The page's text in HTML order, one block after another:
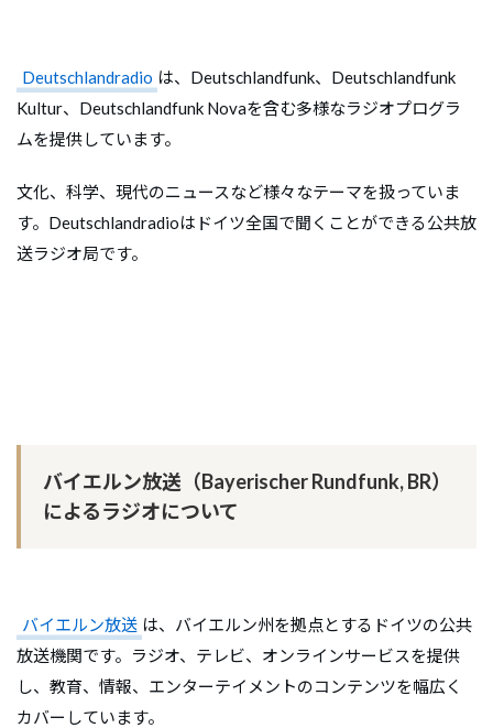
Deutschlandradio は、Deutschlandfunk、Deutschlandfunk
Kultur、Deutschlandfunk Novaを含む多様なラジオプログラ
ムを提供しています。
文化、科学、現代のニュースなど様々なテーマを扱っていま
す。Deutschlandradioはドイツ全国で聞くことができる公共放
送ラジオ局です。
バイエルン放送（Bayerischer Rundfunk, BR）
によるラジオについて
バイエルン放送 は、バイエルン州を拠点とするドイツの公共
放送機関です。ラジオ、テレビ、オンラインサービスを提供
し、教育、情報、エンターテイメントのコンテンツを幅広く
カバーしています。